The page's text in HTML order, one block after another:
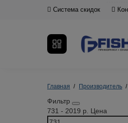
Система скидок
Главная Производитель
Фильтр
731 - 2019 р. Цена